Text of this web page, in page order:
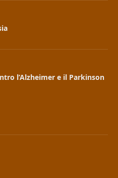
l’Alzheimer e il Parkinson